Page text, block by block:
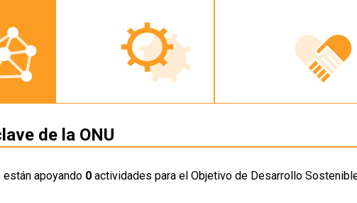
de la ONU
apoyando 0 actividades para el Objetivo de Desarrollo